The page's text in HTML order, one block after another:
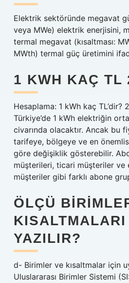
Elektrik sektöründe megavat
veya MWe) elektrik enerjisini,
termal megavat (kısaltması:
MWth) termal güç üretimini
1 KWH KAÇ TL
Hesaplama: 1 kWh kaç TL’dir?
Türkiye’de 1 kWh elektriğin
civarında olacaktır. Ancak bu
tarifeye, bölgeye ve en
göre değişiklik gösterebilir.
müşterileri, ticari müşteriler ve
müşteriler gibi farklı abone
ÖLÇÜ
YAZILIR?
d- Birimler ve kısaltmalar için
Uluslararası Birimler Sistemi